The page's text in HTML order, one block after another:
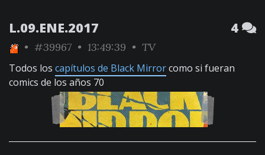
L.09.ENE.2017 4
• #39967 • 13:49:39 • TV
Todos los capítulos de Black Mirrorcomo si fueran
comics de los años 70